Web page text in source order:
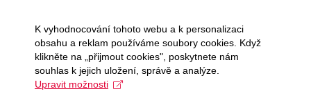
Projects and strategic partnerships
Documents
European sustainable development week
K vyhodnocování tohoto webu a k personalizaci
obsahu a reklam používáme soubory cookies. Když
klikněte na „přijmout cookies", poskytnete nám
souhlas k jejich uložení, správě a analýze.
Upravit možnosti